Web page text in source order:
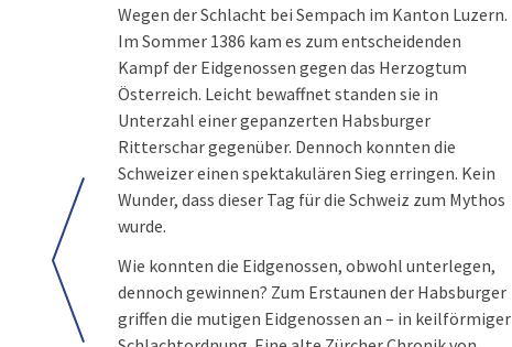
Wegen der Schlacht bei Sempach im Kanton Luzern.
Im Sommer 1386 kam es zum entscheidenden
Kampf der Eidgenossen gegen das Herzogtum
Österreich. Leicht bewaffnet standen sie in
Unterzahl einer gepanzerten Habsburger
Ritterschar gegenüber. Dennoch konnten die
Schweizer einen spektakulären Sieg erringen. Kein
Wunder, dass dieser Tag für die Schweiz zum Mythos
wurde.
Wie konnten die Eidgenossen, obwohl unterlegen,
dennoch gewinnen? Zum Erstaunen der Habsburger
griffen die mutigen Eidgenossen an – in keilförmiger